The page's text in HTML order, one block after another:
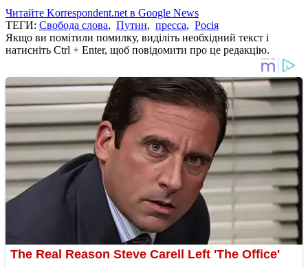
Читайте Korrespondent.net в Google News
ТЕГИ: Свобода слова, Путин, пресса, Росія
Якщо ви помітили помилку, виділіть необхідний текст і
натисніть Ctrl + Enter, щоб повідомити про це редакцію.